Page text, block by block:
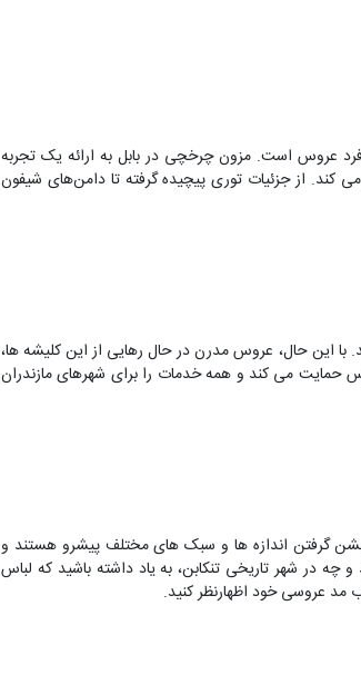
عروس است. مزون چرخچی در بابل به ارائه یک تجربه
از جزئیات توری پیچیده گرفته تا دامن‌های شیفون
این حال، عروس مدرن در حال رهایی از این کلیشه ها،
حمایت می کند و همه خدمات را برای شهرهای مازندران
جشن گرفتن اندازه ها و سبک های مختلف پیشرو هستند و
شهر تاریخی تنکابن، به یاد داشته باشید که لباس
مد عروسی خود اظهارنظر کنید.